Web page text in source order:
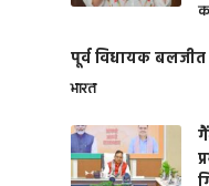
पूर्व विधायक
भारत